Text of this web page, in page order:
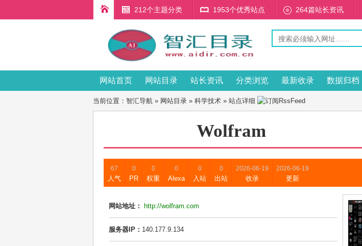
212个主题分类 1953个优秀站点 264篇站长资讯
网站首页 网站目录 站长资讯 分类浏览 最新收录 数据归档
当前位置： 智汇导航 » 网站目录 » 科学技术 » 站点详细
Wolfram
67
人气
0
PR
0
权重
0
Alexa
0
入站
0
出站
2026-06-19
收录
2026-06-19
更新
网站地址： http://wolfram.com
服务器IP： 140.177.9.134